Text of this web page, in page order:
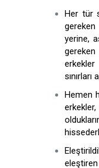
Her tür
yerine,
gereken
sınırları
Hemen